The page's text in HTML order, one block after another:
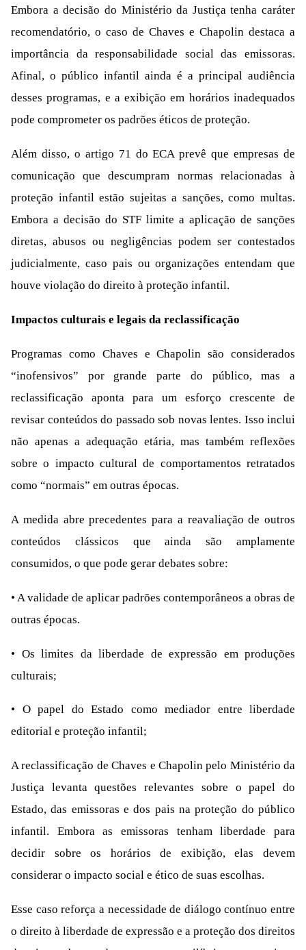
Embora a decisão do Ministério da Justiça tenha caráter
recomendatório, o caso de Chaves e Chapolin destaca a
importância da responsabilidade social das emissoras.
Afinal, o público infantil ainda é a principal audiência
desses programas, e a exibição em horários inadequados
pode comprometer os padrões éticos de proteção.
Além disso, o artigo 71 do ECA prevê que empresas de
comunicação que descumpram normas relacionadas à
proteção infantil estão sujeitas a sanções, como multas.
Embora a decisão do STF limite a aplicação de sanções
diretas, abusos ou negligências podem ser contestados
judicialmente, caso pais ou organizações entendam que
houve violação do direito à proteção infantil.
Impactos culturais e legais da reclassificação
Programas como Chaves e Chapolin são considerados
“inofensivos” por grande parte do público, mas a
reclassificação aponta para um esforço crescente de
revisar conteúdos do passado sob novas lentes. Isso inclui
não apenas a adequação etária, mas também reflexões
sobre o impacto cultural de comportamentos retratados
como “normais” em outras épocas.
A medida abre precedentes para a reavaliação de outros
conteúdos clássicos que ainda são amplamente
consumidos, o que pode gerar debates sobre:
• A validade de aplicar padrões contemporâneos a obras de
outras épocas.
• Os limites da liberdade de expressão em produções
culturais;
• O papel do Estado como mediador entre liberdade
editorial e proteção infantil;
A reclassificação de Chaves e Chapolin pelo Ministério da
Justiça levanta questões relevantes sobre o papel do
Estado, das emissoras e dos pais na proteção do público
infantil. Embora as emissoras tenham liberdade para
decidir sobre os horários de exibição, elas devem
considerar o impacto social e ético de suas escolhas.
Esse caso reforça a necessidade de diálogo contínuo entre
o direito à liberdade de expressão e a proteção dos direitos